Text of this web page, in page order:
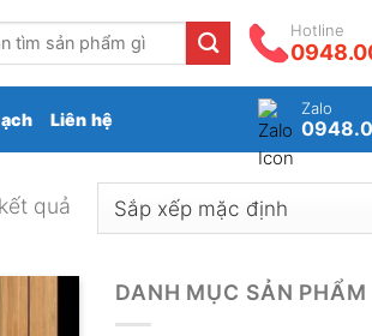
Hotline
Liên hệ
Zalo
quả
DANH MỤC SẢN PHẨM